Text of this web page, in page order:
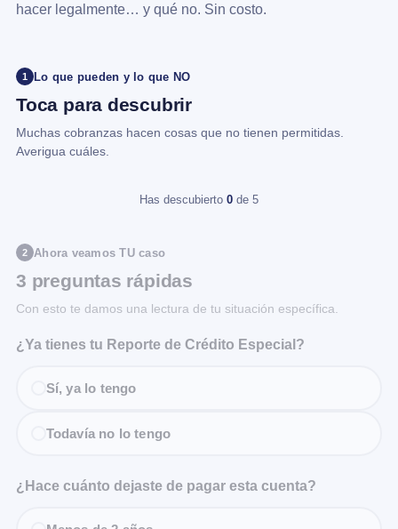
hacer legalmente… y qué no. Sin costo.
1 Lo que pueden y lo que NO
Toca para descubrir
Muchas cobranzas hacen cosas que no tienen permitidas.
Averigua cuáles.
Has descubierto 0 de 5
2 Ahora veamos TU caso
3 preguntas rápidas
Con esto te damos una lectura de tu situación específica.
¿Ya tienes tu Reporte de Crédito Especial?
Sí, ya lo tengo
Todavía no lo tengo
¿Hace cuánto dejaste de pagar esta cuenta?